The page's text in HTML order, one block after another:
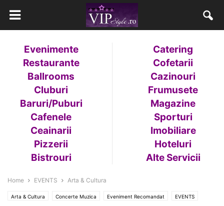
Evenimente
Restaurante
Ballrooms
Cluburi
Baruri/Puburi
Cafenele
Ceainarii
Pizzerii
Bistrouri
Catering
Cofetarii
Cazinouri
Frumusete
Magazine
Sporturi
Imobiliare
Hoteluri
Alte Servicii
Home EVENTS Arta & Cultura
Arta & Cultura Concerte Muzica Eveniment Recomandat EVENTS